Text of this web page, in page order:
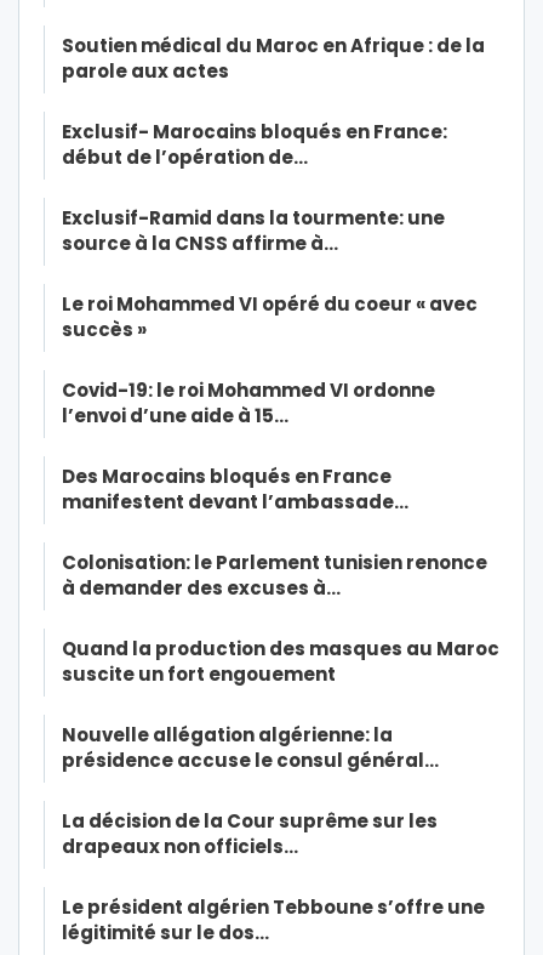
Soutien médical du Maroc en Afrique : de la
parole aux actes
Exclusif- Marocains bloqués en France:
début de l’opération de…
Exclusif-Ramid dans la tourmente: une
source à la CNSS affirme à…
Le roi Mohammed VI opéré du coeur « avec
succès »
Covid-19: le roi Mohammed VI ordonne
l’envoi d’une aide à 15…
Des Marocains bloqués en France
manifestent devant l’ambassade…
Colonisation: le Parlement tunisien renonce
à demander des excuses à…
Quand la production des masques au Maroc
suscite un fort engouement
Nouvelle allégation algérienne: la
présidence accuse le consul général…
La décision de la Cour suprême sur les
drapeaux non officiels…
Le président algérien Tebboune s’offre une
légitimité sur le dos…